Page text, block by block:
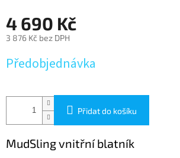
4 690 Kč
3 876 Kč bez DPH
cena:
Předobjednávka
Přidat do košíku
MudSling vnitřní blatník